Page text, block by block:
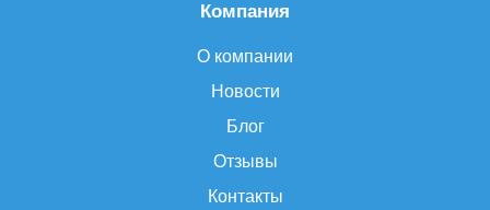
Компания
О компании
Новости
Блог
Отзывы
Контакты